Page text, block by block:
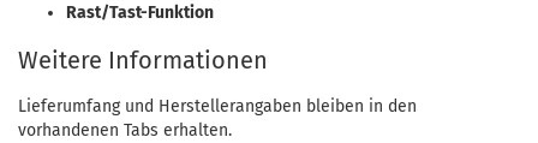
Rast/Tast-Funktion
Weitere Informationen
Lieferumfang und Herstellerangaben bleiben in den
vorhandenen Tabs erhalten.